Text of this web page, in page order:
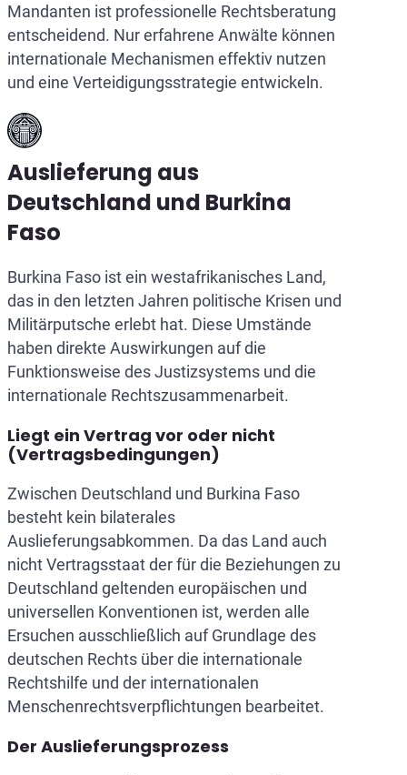
Mandanten ist professionelle Rechtsberatung
entscheidend. Nur erfahrene Anwälte können
internationale Mechanismen effektiv nutzen
und eine Verteidigungsstrategie entwickeln.
Auslieferung aus
Deutschland und Burkina
Faso
Burkina Faso ist ein westafrikanisches Land,
das in den letzten Jahren politische Krisen und
Militärputsche erlebt hat. Diese Umstände
haben direkte Auswirkungen auf die
Funktionsweise des Justizsystems und die
internationale Rechtszusammenarbeit.
Liegt ein Vertrag vor oder nicht
(Vertragsbedingungen)
Zwischen Deutschland und Burkina Faso
besteht kein bilaterales
Auslieferungsabkommen. Da das Land auch
nicht Vertragsstaat der für die Beziehungen zu
Deutschland geltenden europäischen und
universellen Konventionen ist, werden alle
Ersuchen ausschließlich auf Grundlage des
deutschen Rechts über die internationale
Rechtshilfe und der internationalen
Menschenrechtsverpflichtungen bearbeitet.
Der Auslieferungsprozess